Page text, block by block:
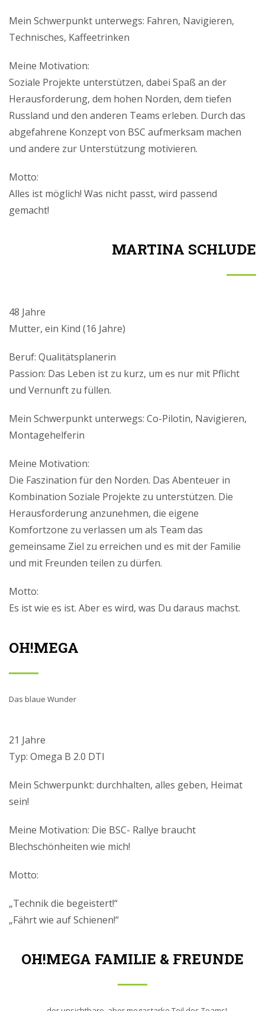
Mein Schwerpunkt unterwegs: Fahren, Navigieren,
Technisches, Kaffeetrinken
Meine Motivation:
Soziale Projekte unterstützen, dabei Spaß an der
Herausforderung, dem hohen Norden, dem tiefen
Russland und den anderen Teams erleben. Durch das
abgefahrene Konzept von BSC aufmerksam machen
und andere zur Unterstützung motivieren.
Motto:
Alles ist möglich! Was nicht passt, wird passend
gemacht!
MARTINA SCHLUDE
48 Jahre
Mutter, ein Kind (16 Jahre)
Beruf: Qualitätsplanerin
Passion: Das Leben ist zu kurz, um es nur mit Pflicht
und Vernunft zu füllen.
Mein Schwerpunkt unterwegs: Co-Pilotin, Navigieren,
Montagehelferin
Meine Motivation:
Die Faszination für den Norden. Das Abenteuer in
Kombination Soziale Projekte zu unterstützen. Die
Herausforderung anzunehmen, die eigene
Komfortzone zu verlassen um als Team das
gemeinsame Ziel zu erreichen und es mit der Familie
und mit Freunden teilen zu dürfen.
Motto:
Es ist wie es ist. Aber es wird, was Du daraus machst.
OH!MEGA
Das blaue Wunder
21 Jahre
Typ: Omega B 2.0 DTI
Mein Schwerpunkt: durchhalten, alles geben, Heimat
sein!
Meine Motivation: Die BSC- Rallye braucht
Blechschönheiten wie mich!
Motto:
„Technik die begeistert!“
„Fährt wie auf Schienen!“
OH!MEGA FAMILIE & FREUNDE